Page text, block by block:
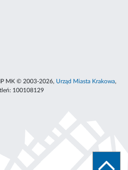
MK © 2003-2026, Urząd Miasta Krakowa,
100108129